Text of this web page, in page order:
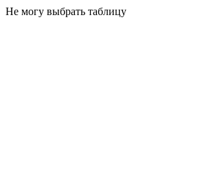
Не могу выбрать таблицу